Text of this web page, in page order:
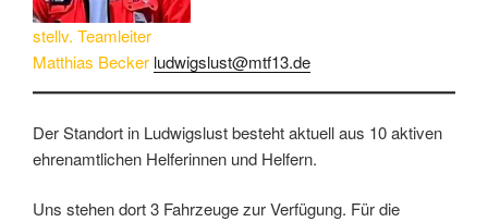
stellv. Teamleiter
Matthias Becker ludwigslust@mtf13.de
Der Standort in Ludwigslust besteht aktuell aus 10 aktiven
ehrenamtlichen Helferinnen und Helfern.
Uns stehen dort 3 Fahrzeuge zur Verfügung. Für die